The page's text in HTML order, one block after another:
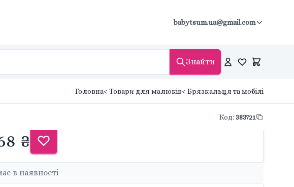
babytsum.ua@gmail.com
Знайти
Головна< Товари для малюків< Брязкальця та мобілі
Код: 383721
₴
в наявності